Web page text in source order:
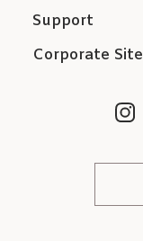
Support
Corporate Site